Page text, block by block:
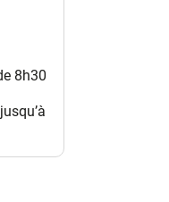
8h30